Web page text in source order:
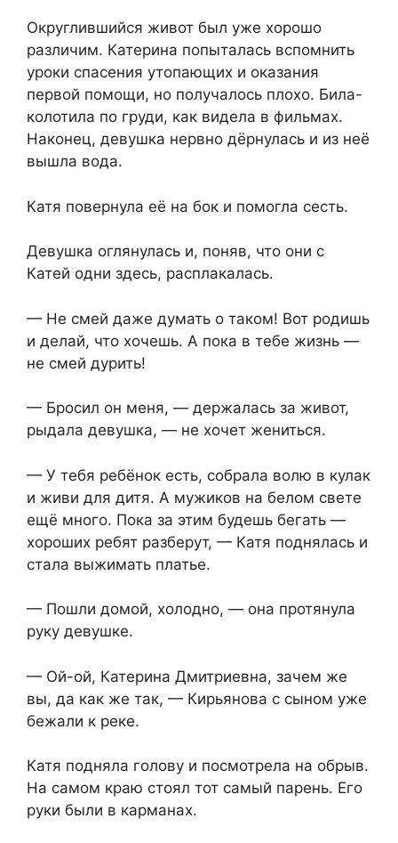
Округлившийся живот был уже хорошо
различим. Катерина попыталась вспомнить
уроки спасения утопающих и оказания
первой помощи, но получалось плохо. Била-
колотила по груди, как видела в фильмах.
Наконец, девушка нервно дёрнулась и из неё
вышла вода.
Катя повернула её на бок и помогла сесть.
Девушка оглянулась и, поняв, что они с
Катей одни здесь, расплакалась.
— Не смей даже думать о таком! Вот родишь
и делай, что хочешь. А пока в тебе жизнь —
не смей дурить!
— Бросил он меня, — держалась за живот,
рыдала девушка, — не хочет жениться.
— У тебя ребёнок есть, собрала волю в кулак
и живи для дитя. А мужиков на белом свете
ещё много. Пока за этим будешь бегать —
хороших ребят разберут, — Катя поднялась и
стала выжимать платье.
— Пошли домой, холодно, — она протянула
руку девушке.
— Ой-ой, Катерина Дмитриевна, зачем же
вы, да как же так, — Кирьянова с сыном уже
бежали к реке.
Катя подняла голову и посмотрела на обрыв.
На самом краю стоял тот самый парень. Его
руки были в карманах.